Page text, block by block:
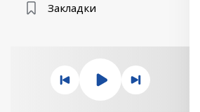
Закладки